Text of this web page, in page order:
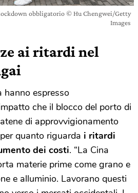
obbligatorio © Hu Chengwei/Getty
Images
ai ritardi nel
hanno espresso
che il blocco del porto di
di approvvigionamento
quanto riguarda i ritardi
dei costi. “La Cina
materie prime come grano e
e alluminio. Lavorano questi